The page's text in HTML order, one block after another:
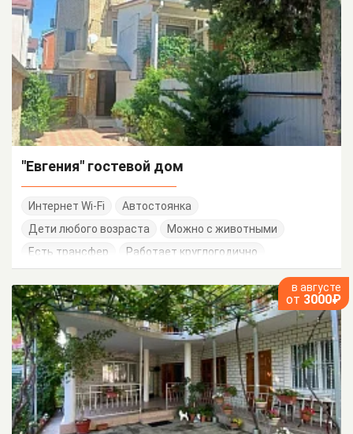
"Евгения" гостевой дом
Интернет Wi-Fi
Автостоянка
Дети любого возраста
Можно с животными
Есть трансфер
Работает круглогодично
в августе
от 3000₽